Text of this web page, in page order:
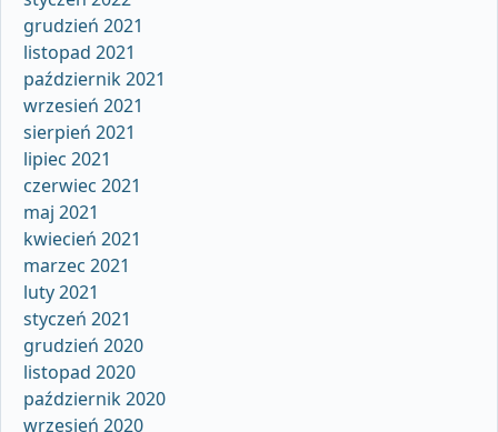
grudzień 2021
listopad 2021
październik 2021
wrzesień 2021
sierpień 2021
lipiec 2021
czerwiec 2021
maj 2021
kwiecień 2021
marzec 2021
luty 2021
styczeń 2021
grudzień 2020
listopad 2020
październik 2020
wrzesień 2020